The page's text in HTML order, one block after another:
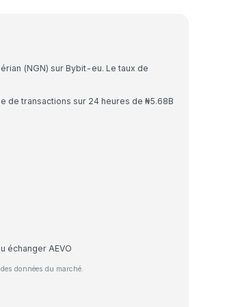
(NGN) sur Bybit-eu. Le taux de
de transactions sur 24 heures de ₦5.68B
échanger AEVO
données du marché.